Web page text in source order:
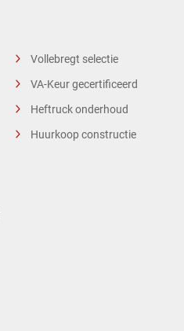
Vollebregt selectie
VA-Keur gecertificeerd
Heftruck onderhoud
Huurkoop constructie